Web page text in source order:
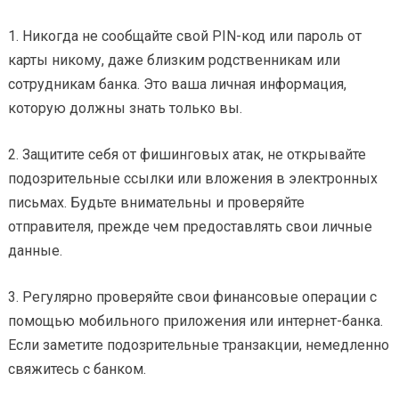
1. Никогда не сообщайте свой PIN-код или пароль от
карты никому, даже близким родственникам или
сотрудникам банка. Это ваша личная информация,
которую должны знать только вы.
2. Защитите себя от фишинговых атак, не открывайте
подозрительные ссылки или вложения в электронных
письмах. Будьте внимательны и проверяйте
отправителя, прежде чем предоставлять свои личные
данные.
3. Регулярно проверяйте свои финансовые операции с
помощью мобильного приложения или интернет-банка.
Если заметите подозрительные транзакции, немедленно
свяжитесь с банком.